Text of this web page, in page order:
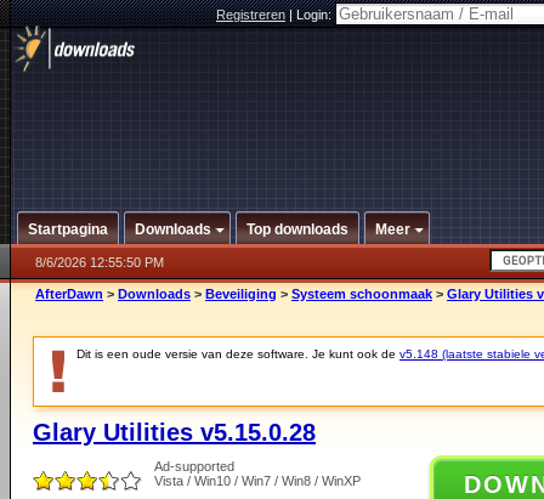
Registreren|Login:
Startpagina Downloads Top downloads Meer
8/6/2026 12:55:50 PM
AfterDawn > Downloads > Beveiliging > Systeem schoonmaak > Glary Utilities
Dit is een oude versie van deze software. Je kunt ook de v5.148 (laatste stabiele
Glary Utilities v5.15.0.28
Ad-supported
Vista / Win10 / Win7 / Win8 / WinXP